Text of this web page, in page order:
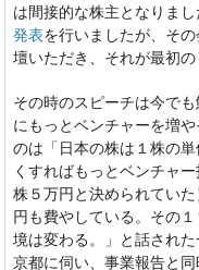
は間接的な株主となりま
発表を行いましたが、そ
壇いただき、それが最初
その時のスピーチは今で
にもっとベンチャーを増
のは「日本の株は１株の
くすればもっとベンチャ
株５万円と決められてい
円も費やしている。その
境は変わる。」と話され
京都に伺い、事業報告と